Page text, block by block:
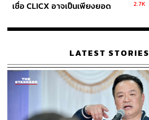
เชื่อ CLICX อาจเป็นเพียงยอด
เรือนไทยที่ถูกซุกไว้
2.7K
LATEST STORIES